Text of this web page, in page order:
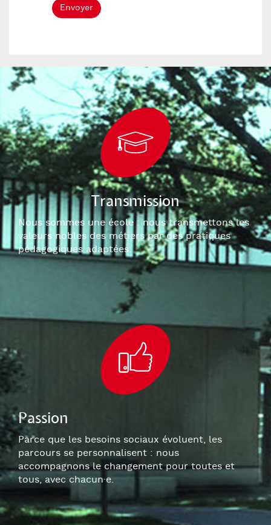
Envoyer
Transmission
Nous sommes une école : nous transmettons les
valeurs nobles des métiers par des pratiques
pédagogiques adaptées.
Passion
Parce que les besoins sociaux évoluent, les
parcours se personnalisent : nous
accompagnons le changement pour toutes et
tous, avec chacun·e.